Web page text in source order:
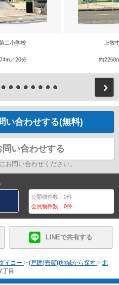
二小学校
／20分
上牧
約
い合わせする(無料)
問い合わせする
お問い合わせください。
公開物件数：0件
会員物件数：0件
LINEで共有する
イコー > (戸建(売買))地域から探す > 北
丁目